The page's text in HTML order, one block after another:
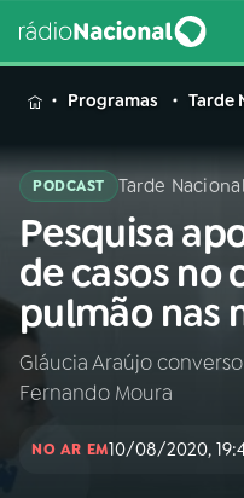
MENU
Buscar
na
Rádio
Nacional
INÍCIO
Programas Tarde
PODCAST Tarde
Pesquisa
de casos no
pulmão nas
Gláucia Araújo
Fernando Moura
NO AR EM10/08/2020,